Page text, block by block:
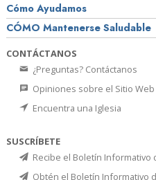
Cómo Ayudamos
CÓMO Mantenerse Saludable
CONTÁCTANOS
¿Preguntas? Contáctanos
Opiniones sobre el Sitio Web
Encuentra una Iglesia
SUSCRÍBETE
Recibe el Boletín Informativo
Obtén el Boletín Informativo